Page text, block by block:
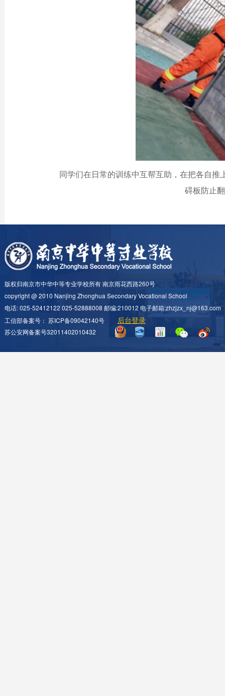
同学们在日常的训练中互帮互助，在把各自
碍板防止
版权归南京市中华中等专业学校所有 南京雨花西路260号
copyright @ 2010 Nanjing Zhonghua Secondary Vocational School
电话: 025-52412122 025-52888008 邮编:210012 电子邮箱:zhzjzx_nj@163.com
工信部备案号： 苏ICP备09042140号 后台登录
苏公安网备案号32011402010432